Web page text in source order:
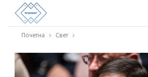
Почетна Свет